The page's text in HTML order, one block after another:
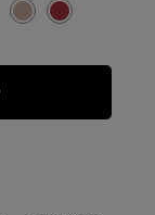
1 di 9
PALETTE, 2 di
per HYPNÔSE
per HYPNÔSE
CHIC per HYPNÔSE
Drama Denim per
17 Bronze Absolu
Selected
Colore 18 Nudo
Selected
Colore 19